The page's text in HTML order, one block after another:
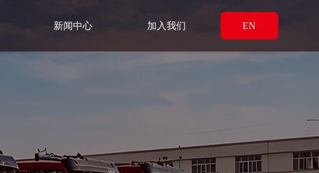
新闻中心 加入我们 EN